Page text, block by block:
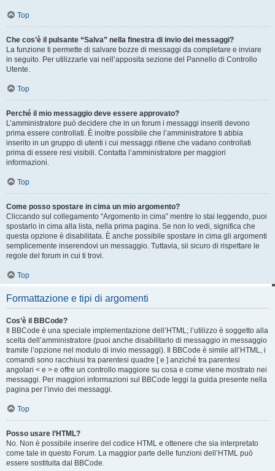
Top
Che cos’è il pulsante “Salva” nella finestra di invio dei messaggi?
La funzione ti permette di salvare bozze di messaggi da completare e inviare
in seguito. Per utilizzarle vai nell’apposita sezione del Pannello di Controllo
Utente.
Top
Perché il mio messaggio deve essere approvato?
L’amministratore può decidere che in un forum i messaggi inseriti devono
prima essere controllati. È inoltre possibile che l’amministratore ti abbia
inserito in un gruppo di utenti i cui messaggi ritiene che vadano controllati
prima di essere resi visibili. Contatta l’amministratore per maggiori
informazioni.
Top
Come posso spostare in cima un mio argomento?
Cliccando sul collegamento “Argomento in cima” mentre lo stai leggendo, puoi
spostarlo in cima alla lista, nella prima pagina. Se non lo vedi, significa che
questa opzione è disabilitata. È anche possibile spostare in cima gli argomenti
semplicemente inserendovi un messaggio. Tuttavia, sii sicuro di rispettare le
regole del forum in cui ti trovi.
Top
Formattazione e tipi di argomenti
Cos’è il BBCode?
Il BBCode è una speciale implementazione dell’HTML; l’utilizzo è soggetto alla
scelta dell’amministratore (puoi anche disabilitarlo di messaggio in messaggio
tramite l’opzione nel modulo di invio messaggi). Il BBCode è simile all’HTML, i
comandi sono racchiusi tra parentesi quadre [ e ] anziché tra parentesi
angolari < e > e offre un controllo maggiore su cosa e come viene mostrato nei
messaggi. Per maggiori informazioni sul BBCode leggi la guida presente nella
pagina per l’invio dei messaggi.
Top
Posso usare l’HTML?
No. Non è possibile inserire del codice HTML e ottenere che sia interpretato
come tale in questo Forum. La maggior parte delle funzioni dell’HTML può
essere sostituita dal BBCode.